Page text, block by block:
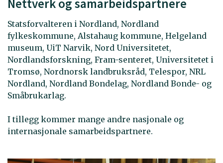
Nettverk og samarbeidspartnere
Statsforvalteren i Nordland, Nordland
fylkeskommune, Alstahaug kommune, Helgeland
museum, UiT Narvik, Nord Universitetet,
Nordlandsforskning, Fram-senteret, Universitetet i
Tromsø, Nordnorsk landbruksråd, Telespor, NRL
Nordland, Nordland Bondelag, Nordland Bonde- og
Småbrukarlag.
I tillegg kommer mange andre nasjonale og
internasjonale samarbeidspartnere.